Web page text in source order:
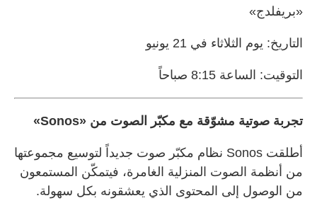
«بريفلدج»
التاريخ: يوم الثلاثاء في 21 يونيو
التوقيت: الساعة 8:15 صباحاً
تجربة صوتية مشوّقة مع مكبّر الصوت من «Sonos»
أطلقت Sonos نظام مكبّر صوت جديداً لتوسيع مجموعتها
من أنظمة الصوت المنزلية الغامرة، فيتمكّن المستمعون
من الوصول إلى المحتوى الذي يعشقونه بكل سهولة.